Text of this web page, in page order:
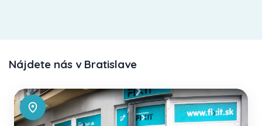
Nájdete nás v Bratislave